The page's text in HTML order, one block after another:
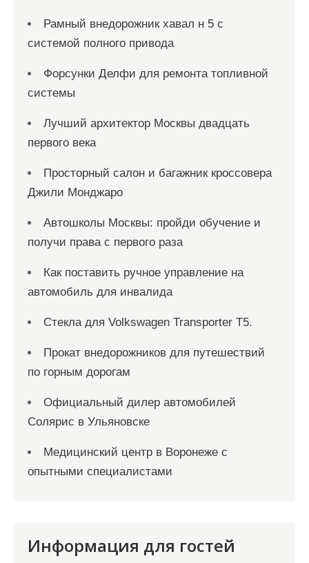
Рамный внедорожник хавал н 5 с
системой полного привода
Форсунки Делфи для ремонта топливной
системы
Лучший архитектор Москвы двадцать
первого века
Просторный салон и багажник кроссовера
Джили Монджаро
Автошколы Москвы: пройди обучение и
получи права с первого раза
Как поставить ручное управление на
автомобиль для инвалида
Стекла для Volkswagen Transporter T5.
Прокат внедорожников для путешествий
по горным дорогам
Официальный дилер автомобилей
Солярис в Ульяновске
Медицинский центр в Воронеже с
опытными специалистами
Информация для гостей